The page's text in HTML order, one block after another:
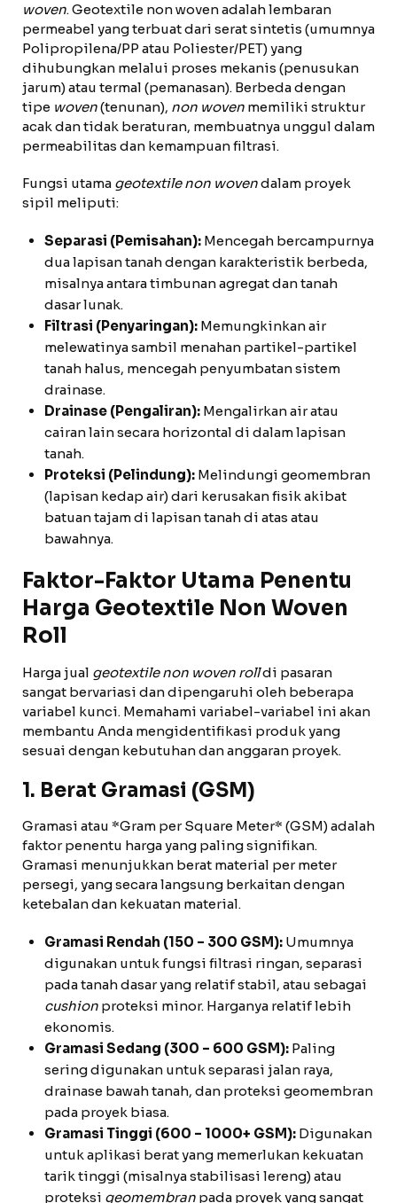
woven. Geotextile non woven adalah lembaran
permeabel yang terbuat dari serat sintetis (umumnya
Polipropilena/PP atau Poliester/PET) yang
dihubungkan melalui proses mekanis (penusukan
jarum) atau termal (pemanasan). Berbeda dengan
tipe woven(tenunan), non woven memiliki struktur
acak dan tidak beraturan, membuatnya unggul dalam
permeabilitas dan kemampuan filtrasi.
Fungsi utama geotextile non wovendalam proyek
sipil meliputi:
Separasi (Pemisahan): Mencegah bercampurnya
dua lapisan tanah dengan karakteristik berbeda,
misalnya antara timbunan agregat dan tanah
dasar lunak.
Filtrasi (Penyaringan): Memungkinkan air
melewatinya sambil menahan partikel-partikel
tanah halus, mencegah penyumbatan sistem
drainase.
Drainase (Pengaliran): Mengalirkan air atau
cairan lain secara horizontal di dalam lapisan
tanah.
Proteksi (Pelindung): Melindungi geomembran
(lapisan kedap air) dari kerusakan fisik akibat
batuan tajam di lapisan tanah di atas atau
bawahnya.
Faktor-Faktor Utama Penentu
Harga Geotextile Non Woven
Roll
Harga jual geotextile non woven rolldi pasaran
sangat bervariasi dan dipengaruhi oleh beberapa
variabel kunci. Memahami variabel-variabel ini akan
membantu Anda mengidentifikasi produk yang
sesuai dengan kebutuhan dan anggaran proyek.
1. Berat Gramasi (GSM)
Gramasi atau *Gram per Square Meter* (GSM) adalah
faktor penentu harga yang paling signifikan.
Gramasi menunjukkan berat material per meter
persegi, yang secara langsung berkaitan dengan
ketebalan dan kekuatan material.
Gramasi Rendah (150 – 300 GSM): Umumnya
digunakan untuk fungsi filtrasi ringan, separasi
pada tanah dasar yang relatif stabil, atau sebagai
cushion proteksi minor. Harganya relatif lebih
ekonomis.
Gramasi Sedang (300 – 600 GSM): Paling
sering digunakan untuk separasi jalan raya,
drainase bawah tanah, dan proteksi geomembran
pada proyek biasa.
Gramasi Tinggi (600 – 1000+ GSM): Digunakan
untuk aplikasi berat yang memerlukan kekuatan
tarik tinggi (misalnya stabilisasi lereng) atau
proteksi geomembran pada proyek yang sangat